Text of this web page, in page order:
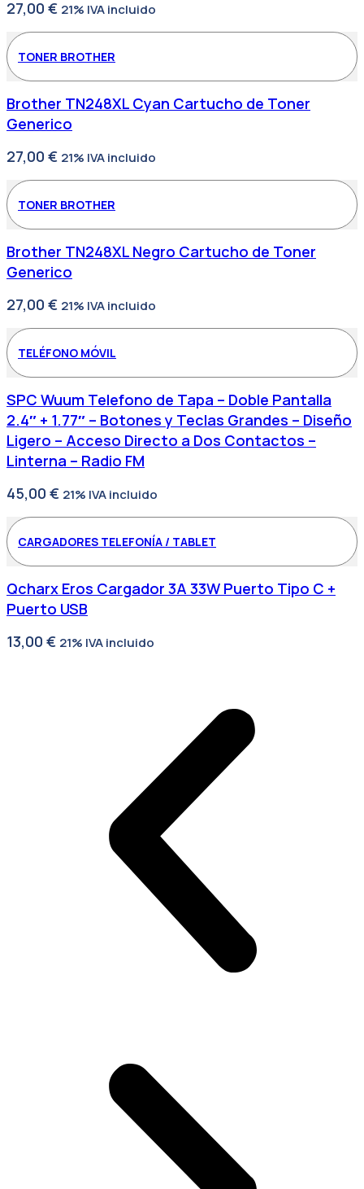
27,00 € 21% IVA incluido
TONER BROTHER
Brother TN248XL Cyan Cartucho de Toner
Generico
27,00 € 21% IVA incluido
TONER BROTHER
Brother TN248XL Negro Cartucho de Toner
Generico
27,00 € 21% IVA incluido
TELÉFONO MÓVIL
SPC Wuum Telefono de Tapa – Doble Pantalla
2.4″ + 1.77″ – Botones y Teclas Grandes – Diseño
Ligero – Acceso Directo a Dos Contactos –
Linterna – Radio FM
45,00 € 21% IVA incluido
CARGADORES TELEFONÍA / TABLET
Qcharx Eros Cargador 3A 33W Puerto Tipo C +
Puerto USB
13,00 € 21% IVA incluido